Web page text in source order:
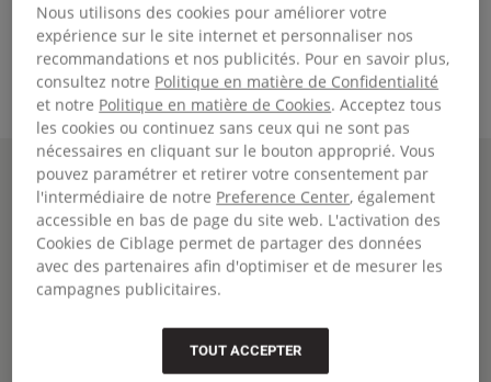
OUT OF OFFICE
OUT OF OFFICE
Sac à dos moyen avec housse pour ordinateur portable
€65,00
Couleur:Dark Ray
H44 x L29.5 x P22 | 27 Litre
Nous utilisons des cookies pour améliorer votre
expérience sur le site internet et personnaliser nos
recommandations et nos publicités. Pour en savoir plus,
consultez notre Politique en matière de Confidentialité
et notre Politique en matière de Cookies. Acceptez tous
les cookies ou continuez sans ceux qui ne sont pas
nécessaires en cliquant sur le bouton approprié. Vous
pouvez paramétrer et retirer votre consentement par
l'intermédiaire de notre Preference Center, également
accessible en bas de page du site web. L'activation des
Cookies de Ciblage permet de partager des données
avec des partenaires afin d'optimiser et de mesurer les
campagnes publicitaires.
TOUT ACCEPTER